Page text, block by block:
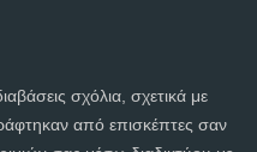
σχόλια, σχετικά με
από επισκέπτες σαν